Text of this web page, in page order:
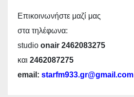
Επικοινωνήστε μαζί μας
στα τηλέφωνα:
studio onair 2462083275
και 2462087275
email: starfm933.gr@gmail.com